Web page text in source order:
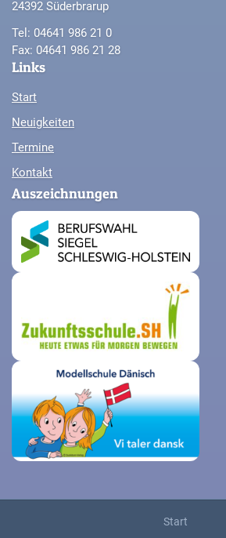
24392 Süderbrarup
Tel: 04641 986 21 0
Fax: 04641 986 21 28
Links
Start
Neuigkeiten
Termine
Kontakt
Auszeichnungen
Start